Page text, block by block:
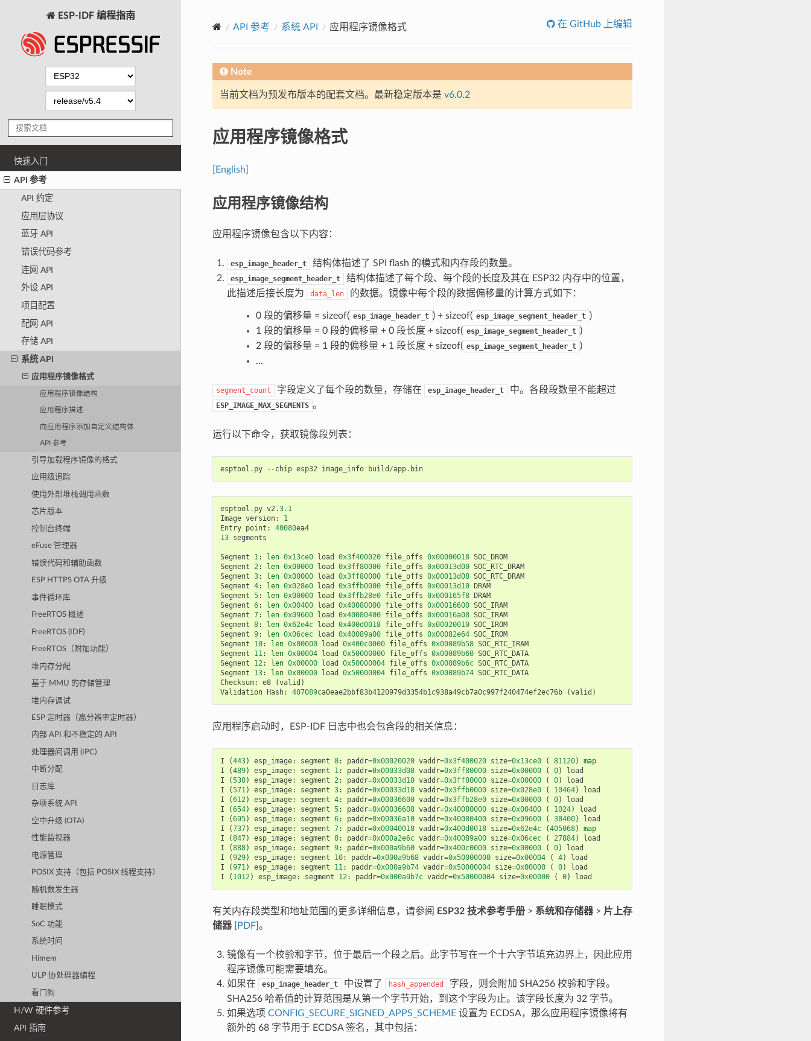
ESP-IDF 编程指南
快速入门
API 参考
API 约定
应用层协议
蓝牙 API
错误代码参考
连网 API
外设 API
项目配置
配网 API
存储 API
系统 API
应用程序镜像格式
应用程序镜像结构
应用程序描述
向应用程序添加自定义结构体
API 参考
引导加载程序镜像的格式
应用级追踪
使用外部堆栈调用函数
芯片版本
控制台终端
eFuse 管理器
错误代码和辅助函数
ESP HTTPS OTA 升级
事件循环库
FreeRTOS 概述
FreeRTOS (IDF)
FreeRTOS（附加功能）
堆内存分配
基于 MMU 的存储管理
堆内存调试
ESP 定时器（高分辨率定时器）
内部 API 和不稳定的 API
处理器间调用 (IPC)
中断分配
日志库
杂项系统 API
空中升级 (OTA)
性能监视器
电源管理
POSIX 支持（包括 POSIX 线程支持）
随机数发生器
睡眠模式
SoC 功能
系统时间
Himem
ULP 协处理器编程
看门狗
H/W 硬件参考
API 指南
API 参考 系统 API 应用程序镜像格式 在 GitHub 上编辑
Note
当前文档为预发布版本的配套文档。最新稳定版本是 v6.0.2
应用程序镜像格式
[English]
应用程序镜像结构
应用程序镜像包含以下内容：
esp_image_header_t 结构体描述了 SPI flash 的模式和内存段的数量。
esp_image_segment_header_t
结构体描述了每个段、每个段的长度及其在 ESP32 内存中的位置，
此描述后接长度为
data_len 的数据。镜像中每个段的数据偏移量的计算方式如下：
0 段的偏移量 = sizeof( esp_image_header_t ) + sizeof( esp_image_segment_header_t )
1 段的偏移量 = 0 段的偏移量 + 0 段长度 + sizeof( esp_image_segment_header_t )
2 段的偏移量 = 1 段的偏移量 + 1 段长度 + sizeof( esp_image_segment_header_t )
...
segment_count 字段定义了每个段的数量，存储在 esp_image_header_t 中。各段段数量不能超过
ESP_IMAGE_MAX_SEGMENTS 。
运行以下命令，获取镜像段列表：
esptool . py -- chip esp32 image_info build /app. bin
esptool . py v2.3.1
Image version:
1
Entry point : 40080ea4
13 segments
Segment 1: len 0x13ce0 load 0x3f400020 file_offs 0x00000018 SOC_DROM
Segment 2: len 0x00000 load 0x3ff80000 file_offs 0x00013d00 SOC_RTC_DRAM
Segment 3: len 0x00000 load 0x3ff80000 file_offs 0x00013d08 SOC_RTC_DRAM
Segment 4: len 0x028e0 load 0x3ffb0000 file_offs 0x00013d10 DRAM
Segment 5: len 0x00000 load 0x3ffb28e0 file_offs 0x000165f8 DRAM
Segment 6: len 0x00400 load 0x40080000 file_offs 0x00016600 SOC_IRAM
Segment 7: len 0x09600 load 0x40080400 file_offs 0x00016a08 SOC_IRAM
Segment 8: len 0x62e4c load 0x400d0018 file_offs 0x00020010 SOC_IROM
Segment 9: len 0x06cec load 0x40089a00 file_offs 0x00082e64 SOC_IROM
Segment
10: len 0x00000 load 0x400c0000 file_offs 0x00089b58 SOC_RTC_IRAM
Segment
11: len 0x00004 load 0x50000000 file_offs 0x00089b60 SOC_RTC_DATA
Segment
12: len 0x00000 load 0x50000004 file_offs 0x00089b6c SOC_RTC_DATA
Segment
13: len 0x00000 load 0x50000004 file_offs 0x00089b74 SOC_RTC_DATA
Checksum: e8 (valid )
Validation Hash: 407089ca0eae2bbf83b4120979d3354b1c938a49cb7a0c997f240474ef2ec76b (valid )
应用程序启动时，ESP-IDF 日志中也会包含段的相关信息：
I (443) esp_image: segment 0: paddr=0x00020020 vaddr=0x3f400020 size=0x13ce0 ( 81120)
map
I
(489) esp_image: segment 1: paddr=0x00033d08 vaddr=0x3ff80000 size=0x00000 ( 0)
load
I
(530) esp_image: segment 2: paddr=0x00033d10 vaddr=0x3ff80000 size=0x00000 ( 0)
load
I
(571) esp_image: segment 3: paddr=0x00033d18 vaddr=0x3ffb0000 size=0x028e0 ( 10464)
load
I
(612) esp_image: segment 4: paddr=0x00036600 vaddr=0x3ffb28e0 size=0x00000 ( 0)
load
I
(654) esp_image: segment 5: paddr=0x00036608 vaddr=0x40080000 size=0x00400 ( 1024)
load
I
(695) esp_image: segment 6: paddr=0x00036a10 vaddr=0x40080400 size=0x09600 ( 38400)
load
I
(737) esp_image: segment 7: paddr=0x00040018 vaddr=0x400d0018 size=0x62e4c (405068)
map
I
(847) esp_image: segment 8: paddr=0x000a2e6c vaddr=0x40089a00 size=0x06cec ( 27884)
load
I
(888) esp_image: segment 9: paddr=0x000a9b60 vaddr=0x400c0000 size=0x00000 ( 0)
load
I
(929) esp_image: segment 10: paddr=0x000a9b68 vaddr=0x50000000 size=0x00004 ( 4)
load
I
(971) esp_image: segment 11: paddr=0x000a9b74 vaddr=0x50000004 size=0x00000 ( 0)
load
I
( 1012) esp_image: segment 12: paddr=0x000a9b7c vaddr=0x50000004 size=0x00000 ( 0) load
有关内存段类型和地址范围的更多详细信息，请参阅 ESP32 技术参考手册> 系统和存储器> 片上存
储器[ PDF]。
镜像有一个校验和字节，位于最后一个段之后。此字节写在一个十六字节填充边界上，因此应用
程序镜像可能需要填充。
如果在
esp_image_header_t 中设置了 hash_appended
字段，则会附加 SHA256 校验和字段。
SHA256 哈希值的计算范围是从第一个字节开始，到这个字段为止。该字段长度为 32 字节。
如果选项 CONFIG_SECURE_SIGNED_APPS_SCHEME设置为 ECDSA，那么应用程序镜像将有
额外的 68 字节用于 ECDSA 签名，其中包括：